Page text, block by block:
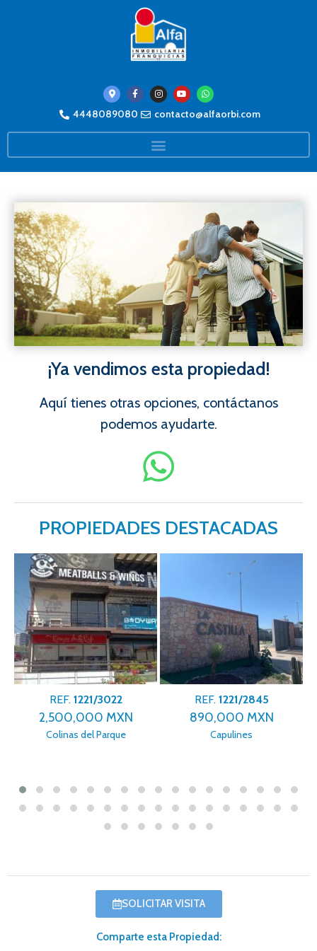
4448089080 contacto@alfaorbi.com
¡Ya vendimos esta propiedad!
Aquí tienes otras opciones, contáctanos
podemos ayudarte.
PROPIEDADES DESTACADAS
REF. 1221/3022
2,500,000 MXN
Colinas del Parque
REF. 1221/2845
890,000 MXN
Capulines
SOLICITAR VISITA
Comparte esta Propiedad: